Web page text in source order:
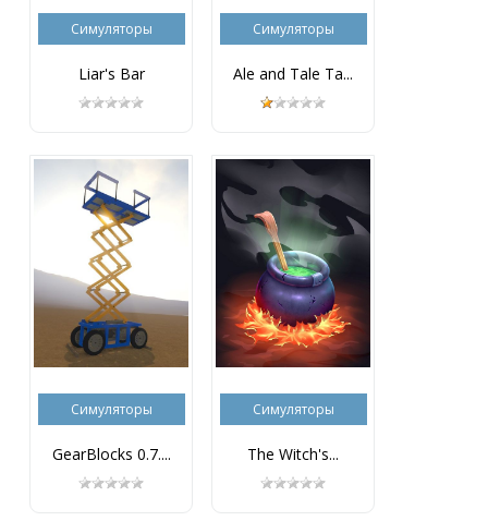
Симуляторы
Liar's Bar
Симуляторы
Ale and Tale Ta...
Симуляторы
GearBlocks 0.7....
Симуляторы
The Witch's...